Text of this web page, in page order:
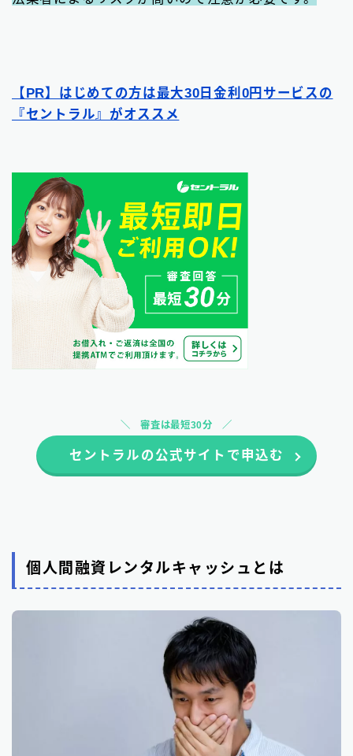
【PR】はじめての方は最大30日金利0円サービスの
『セントラル』がオススメ
審査は最短30分
セントラルの公式サイトで申込む
個人間融資レンタルキャッシュとは